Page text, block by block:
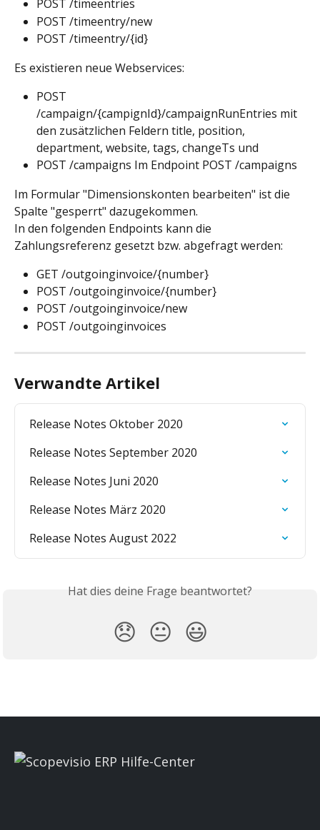
POST /timeentries
POST /timeentry/new
POST /timeentry/{id}
Es existieren neue Webservices:
POST
/campaign/{campignId}/campaignRunEntries mit
den zusätzlichen Feldern title, position,
department, website, tags, changeTs und
POST /campaigns Im Endpoint POST /campaigns
Im Formular "Dimensionskonten bearbeiten" ist die
Spalte "gesperrt" dazugekommen.
In den folgenden Endpoints kann die
Zahlungsreferenz gesetzt bzw. abgefragt werden:
GET /outgoinginvoice/{number}
POST /outgoinginvoice/{number}
POST /outgoinginvoice/new
POST /outgoinginvoices
Verwandte Artikel
Release Notes Oktober 2020
Release Notes September 2020
Release Notes Juni 2020
Release Notes März 2020
Release Notes August 2022
Hat dies deine Frage beantwortet?
😞 😐 😃